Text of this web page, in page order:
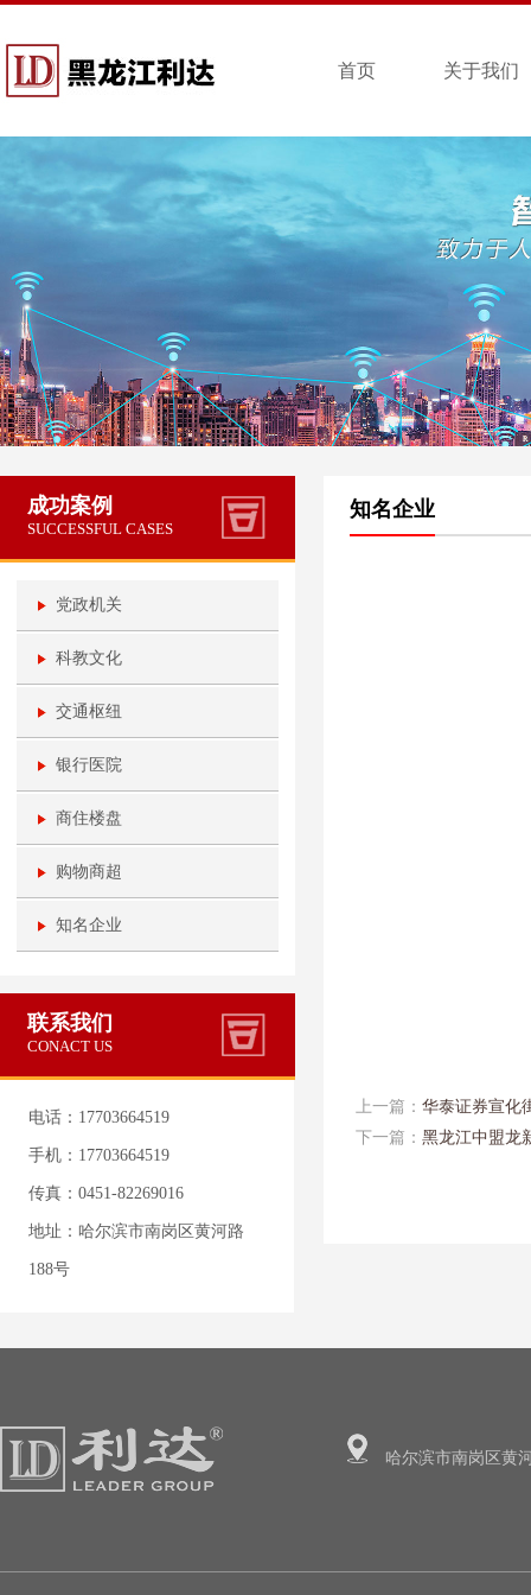
首页 关于我们
成功案例
SUCCESSFUL CASES
党政机关
科教文化
交通枢纽
银行医院
商住楼盘
购物商超
知名企业
联系我们
CONACT US
电话：17703664519
手机：17703664519
传真：0451-82269016
地址：哈尔滨市南岗区黄河路
188号
知名企业
上一篇： 华泰证券宣化
下一篇： 黑龙江中盟龙
哈尔滨市南岗区黄